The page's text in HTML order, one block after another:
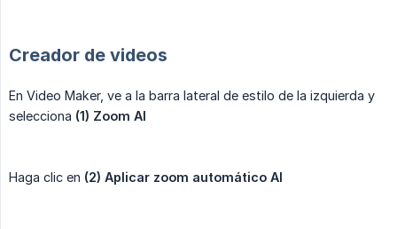
Creador de videos
En Video Maker, ve a la barra lateral de estilo de la izquierda y
selecciona (1) Zoom AI
Haga clic en (2) Aplicar zoom automático AI